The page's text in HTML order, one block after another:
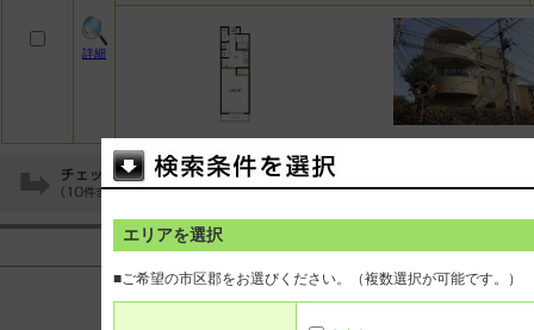
エリアを選択
■ご希望の市区郡をお選びください。（複数選択が可能です。）
詳細
<<